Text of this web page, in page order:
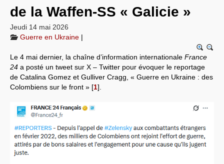
International
Résistances
L’Empire américain
Nouvelles de l’antirépublique
Crises "Covid-19 & H1N1"
de la Waffen-SS « Galicie »
Jeudi 14 mai 2026
Guerre en Ukraine |
Le 4 mai dernier, la chaîne d’information internationale France
24 a posté un tweet sur X – Twitter pour évoquer le reportage
de Catalina Gomez et Gulliver Cragg, « Guerre en Ukraine : des
Colombiens sur le front » [1]